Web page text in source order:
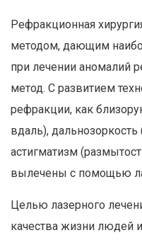
Рефракционная
методом, дающим
при лечении аномалий
метод. С развитием
рефракции, как
вдаль),
астигматизм
вылечены с помощью
Целью лазерного
качества жизни людей